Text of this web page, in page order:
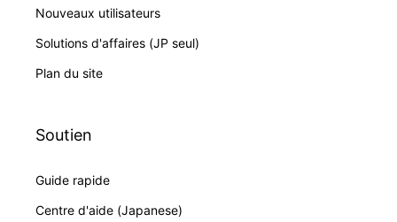
Nouveaux utilisateurs
Solutions d'affaires (JP seul)
Plan du site
Soutien
Guide rapide
Centre d'aide (Japanese)